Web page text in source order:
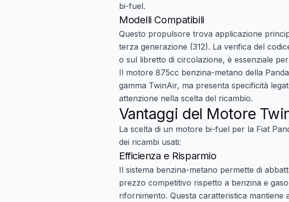
bi-fuel.
Modelli Compatibili
Questo propulsore trova applicazione
terza generazione (312). La verifica del
o sul libretto di circolazione, è essenziale
Il motore 875cc benzina-metano della
gamma TwinAir, ma presenta specificità
attenzione nella scelta del ricambio.
Vantaggi del Motore
La scelta di un motore bi-fuel per la Fiat
dei ricambi usati:
Efficienza e Risparmio
Il sistema benzina-metano permette di
prezzo competitivo rispetto a benzina e
rifornimento. Questa caratteristica mantiene